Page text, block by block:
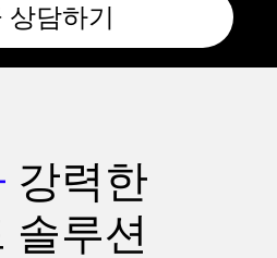
상담하기
강력한
솔루션